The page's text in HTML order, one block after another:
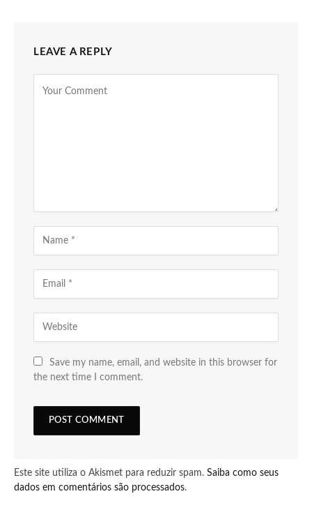
LEAVE A REPLY
Save my name, email, and website in this browser for
the next time I comment.
Este site utiliza o Akismet para reduzir spam. Saiba como seus
dados em comentários são processados.